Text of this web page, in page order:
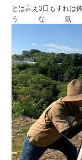
とは言え3日もすれは
うな